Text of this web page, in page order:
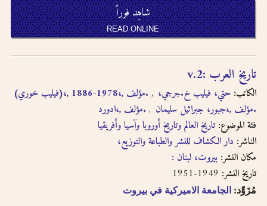
written in
transliteration as -
an, i.e. search for
single nouns and -t
in cases of al-Iḍāfah
(compound nouns).
شاهِد فوراً
READ ONLINE
تاريخ العرب :‪‪‪‪‪‪‪‪‪ v.2
الكاتب: حتي، فيليب خ.‪‪‪‪‪‪‪‪‪ (فيليب خوري)،‪‪‪‪‪‪‪‪‪, 1886-1978،, مؤلف.‪‪‪‪‪‪‪‪‪جرجي،
جبور، جبرائيل سليمان،‪‪‪‪‪‪‪‪‪, مؤلف.‪‪‪‪‪‪‪‪‪
فئة الموضوع: تاريخ العالم وتاريخ أوروبا وآسيا وأفريقيا
الناشر: دار الكشاف للنشر والطباعة والتوزيع،‪‪‪‪‪‪‪‪‪
مكان النشر: بيروت، لبنان :‪‪‪‪‪‪‪‪‪
تاريخ النشر:
مُزَوِّد: الجامعة الاميركية في بيروت